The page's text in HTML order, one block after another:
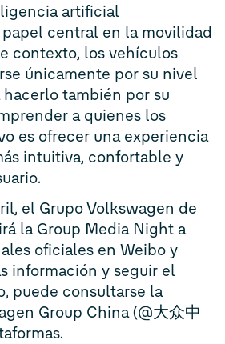
artificial
central en la movilidad
contexto, los vehículos
únicamente por su nivel
también por su
a quienes los
es ofrecer una experiencia
intuitiva, confortable y
el Grupo Volkswagen de
la Group Media Night a
oficiales en Weibo y
información y seguir el
puede consultarse la
Group China (@大众中